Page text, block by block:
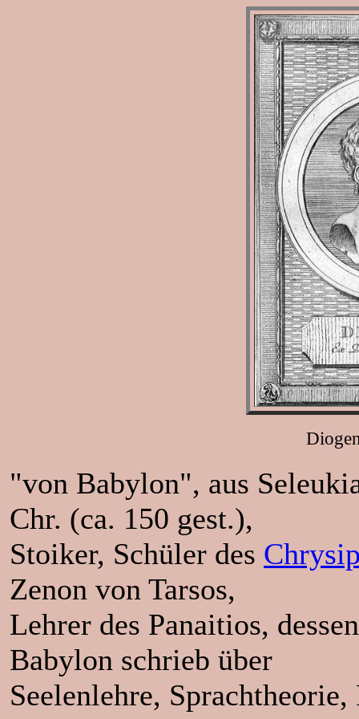
"von Babylon", aus
Chr. (ca. 150 gest.),
Stoiker, Schüler des
Zenon von Tarsos,
Lehrer des Panaitios,
Babylon schrieb über
Seelenlehre,